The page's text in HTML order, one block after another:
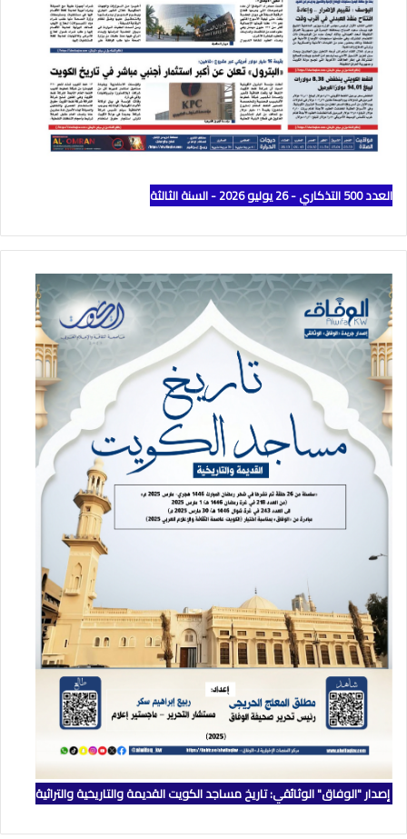
العدد 500 التذكاري - 26 يوليو 2026 - السنة الثالثة
إصدار "الوفاق" الوثائقي: تاريخ مساجد الكويت القديمة والتاريخية والتراثية